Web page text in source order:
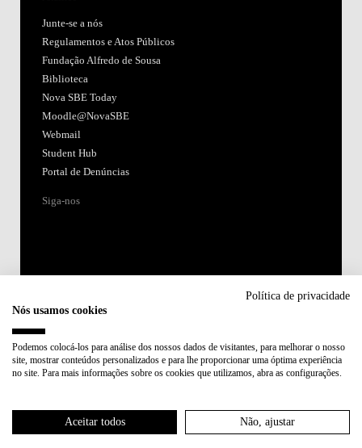
Junte-se a nós
Regulamentos e Atos Públicos
Fundação Alfredo de Sousa
Biblioteca
Nova SBE Today
Moodle@NovaSBE
Webmail
Student Hub
Portal de Denúncias
Siga-nos
Membro de:
Política de privacidade
Nós usamos cookies
Podemos colocá-los para análise dos nossos dados de visitantes, para melhorar o nosso
site, mostrar conteúdos personalizados e para lhe proporcionar uma óptima experiência
no site. Para mais informações sobre os cookies que utilizamos, abra as configurações.
Aceitar todos Não, ajustar